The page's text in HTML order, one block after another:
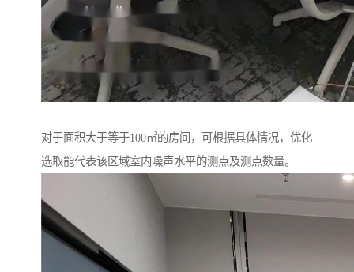
对于面积大于等于100㎡的房间，可根据具体情况，优化
选取能代表该区域室内噪声水平的测点及测点数量。